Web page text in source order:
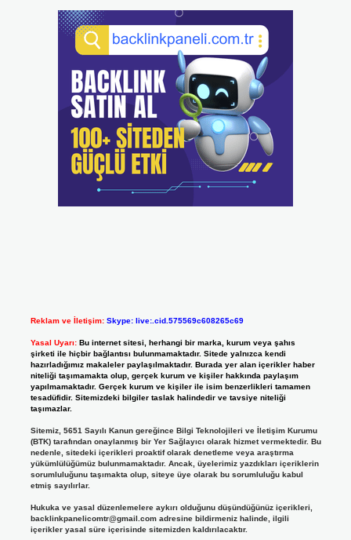
Reklam ve İletişim: Skype: live:.cid.575569c608265c69
Yasal Uyarı: Bu internet sitesi, herhangi bir marka, kurum veya şahıs
şirketi ile hiçbir bağlantısı bulunmamaktadır. Sitede yalnızca kendi
hazırladığımız makaleler paylaşılmaktadır. Burada yer alan içerikler haber
niteliği taşımamakta olup, gerçek kurum ve kişiler hakkında paylaşım
yapılmamaktadır. Gerçek kurum ve kişiler ile isim benzerlikleri tamamen
tesadüfidir. Sitemizdeki bilgiler taslak halindedir ve tavsiye niteliği
taşımazlar.
Sitemiz, 5651 Sayılı Kanun gereğince Bilgi Teknolojileri ve İletişim Kurumu
(BTK) tarafından onaylanmış bir Yer Sağlayıcı olarak hizmet vermektedir. Bu
nedenle, sitedeki içerikleri proaktif olarak denetleme veya araştırma
yükümlülüğümüz bulunmamaktadır. Ancak, üyelerimiz yazdıkları içeriklerin
sorumluluğunu taşımakta olup, siteye üye olarak bu sorumluluğu kabul
etmiş sayılırlar.
Hukuka ve yasal düzenlemelere aykırı olduğunu düşündüğünüz içerikleri,
backlinkpanelicomtr@gmail.comadresine bildirmeniz halinde, ilgili
içerikler yasal süre içerisinde sitemizden kaldırılacaktır.